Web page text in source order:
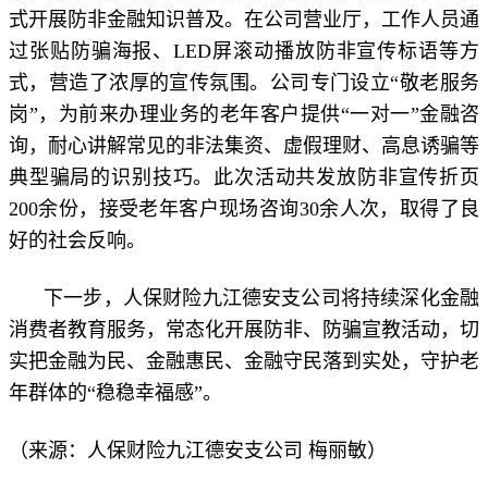
式开展防非金融知识普及。在公司营业厅，工作人员通
过张贴防骗海报、LED屏滚动播放防非宣传标语等方
式，营造了浓厚的宣传氛围。公司专门设立“敬老服务
岗”，为前来办理业务的老年客户提供“一对一”金融咨
询，耐心讲解常见的非法集资、虚假理财、高息诱骗等
典型骗局的识别技巧。此次活动共发放防非宣传折页
200余份，接受老年客户现场咨询30余人次，取得了良
好的社会反响。
下一步，人保财险九江德安支公司将持续深化金融
消费者教育服务，常态化开展防非、防骗宣教活动，切
实把金融为民、金融惠民、金融守民落到实处，守护老
年群体的“稳稳幸福感”。
（来源： 人保财险九江德安支公司 梅丽敏）